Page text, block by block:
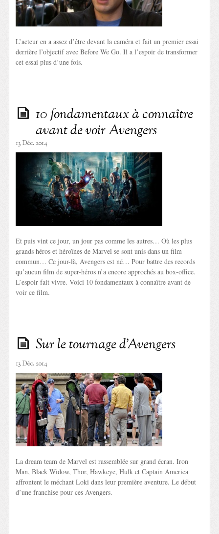
L’acteur en a assez d’être devant la caméra et fait un premier essai
derrière l’objectif avec Before We Go. Il a l’espoir de transformer
cet essai plus d’une fois.
10 fondamentaux à connaître
avant de voir Avengers
13 Déc. 2014
Et puis vint ce jour, un jour pas comme les autres… Où les plus
grands héros et héroïnes de Marvel se sont unis dans un film
commun… Ce jour-là, Avengers est né… Pour battre des records
qu’aucun film de super-héros n’a encore approchés au box-office.
L’espoir fait vivre. Voici 10 fondamentaux à connaître avant de
voir ce film.
Sur le tournage d’Avengers
13 Déc. 2014
La dream team de Marvel est rassemblée sur grand écran. Iron
Man, Black Widow, Thor, Hawkeye, Hulk et Captain America
affrontent le méchant Loki dans leur première aventure. Le début
d’une franchise pour ces Avengers.